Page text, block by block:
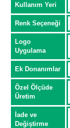
Kullanım Yeri
Renk Seçeneği
Logo
Uygulama
Ek Donanımlar
Özel Ölçüde
Üretim
İade ve
Değiştirme